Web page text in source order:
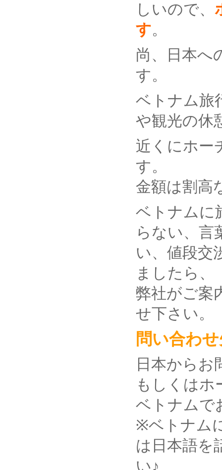
しいので、
す。
尚、日本へ
す。
ベトナム旅
や観光の休
近くにホー
す。
金額は割高
ベトナムに
らない、言
い、値段交
ましたら、
弊社がご案
せ下さい。
問い合わ
日本から
もしくはホ
ベトナムで
※ベトナム
は日本語を
い♪